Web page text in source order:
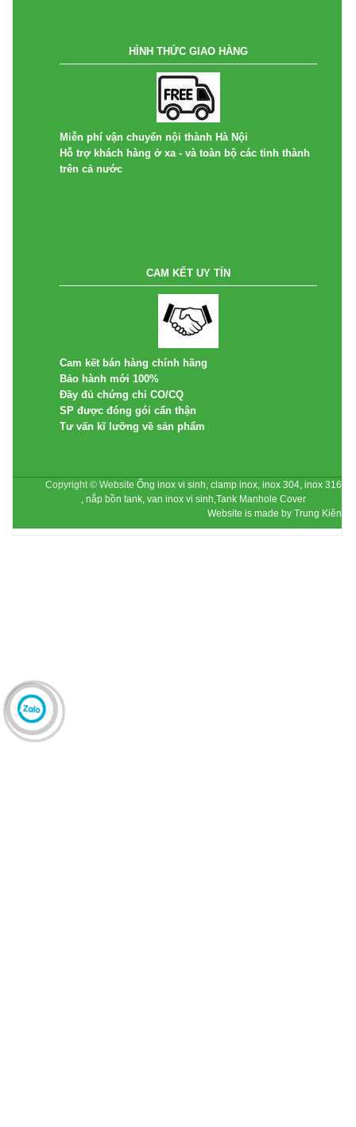
HÌNH THỨC GIAO HÀNG
Miễn phí vận chuyển nội thành Hà Nội
Hỗ trợ khách hàng ở xa - và toàn bộ các tỉnh thành
trên cả nước
CAM KẾT UY TÍN
Cam kết bán hàng chính hãng
Bảo hành mới 100%
Đầy đủ chứng chỉ CO/CQ
SP được đóng gói cẩn thận
Tư vấn kĩ lưỡng về sản phẩm
Copyright © Website Ống inox vi sinh, clamp inox, inox 304, inox 316
, nắp bồn tank, van inox vi sinh,Tank Manhole Cover
Website is made by Trung Kiên